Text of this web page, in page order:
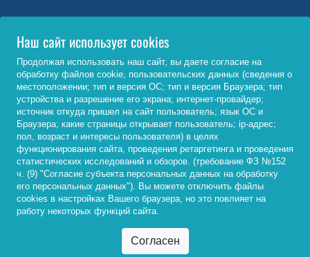
Министерство науки и высшего образования РФ
http://www.minobrnauki.gov.ru/
Министерство просвещения РФ
https://edu.gov.ru/
Федеральный портал «Российское образование»
http://www.edu.ru/
© 2026, ФГБОУ ВО «Байкальский государственный
университет»
Наш сайт использует cookies
Продолжая использовать наш сайт, вы даете согласие на
обработку файлов cookie, пользовательских данных (сведения о
местоположении; тип и версия ОС; тип и версия Браузера; тип
устройства и разрешение его экрана; интернет-провайдер;
источник откуда пришел на сайт пользователь; язык ОС и
Браузера; какие страницы открывает пользователь; ip-адрес;
пол, возраст и интересы пользователя) в целях
функционирования сайта, проведения ретаргетинга и проведения
статистических исследований и обзоров. (требование ФЗ №152
ч. (9) "Согласие субъекта персональных данных на обработку
его персональных данных"). Вы можете отключить файлы
cookies в настройках Вашего браузера, но это повлияет на
работу некоторых функций сайта.